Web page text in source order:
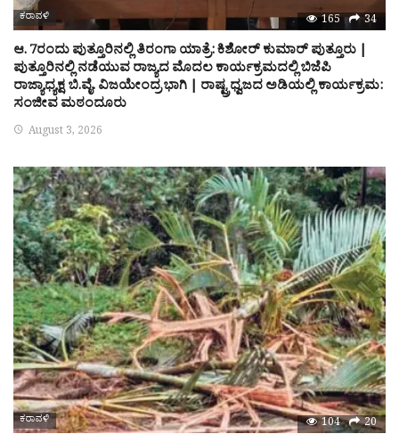
ಕರಾವಳಿ 165 34
ಆ. 7ರಂದು ಪುತ್ತೂರಿನಲ್ಲಿ ತಿರಂಗಾ ಯಾತ್ರೆ: ಕಿಶೋರ್ ಕುಮಾರ್ ಪುತ್ತೂರು |
ಪುತ್ತೂರಿನಲ್ಲಿ ನಡೆಯುವ ರಾಜ್ಯದ ಮೊದಲ ಕಾರ್ಯಕ್ರಮದಲ್ಲಿ ಬಿಜೆಪಿ
ರಾಜ್ಯಾಧ್ಯಕ್ಷ ಬಿ.ವೈ. ವಿಜಯೇಂದ್ರ ಭಾಗಿ | ರಾಷ್ಟ್ರಧ್ವಜದ ಅಡಿಯಲ್ಲಿ ಕಾರ್ಯಕ್ರಮ:
ಸಂಜೀವ ಮಠಂದೂರು
August 3, 2026
ಕರಾವಳಿ 104 20